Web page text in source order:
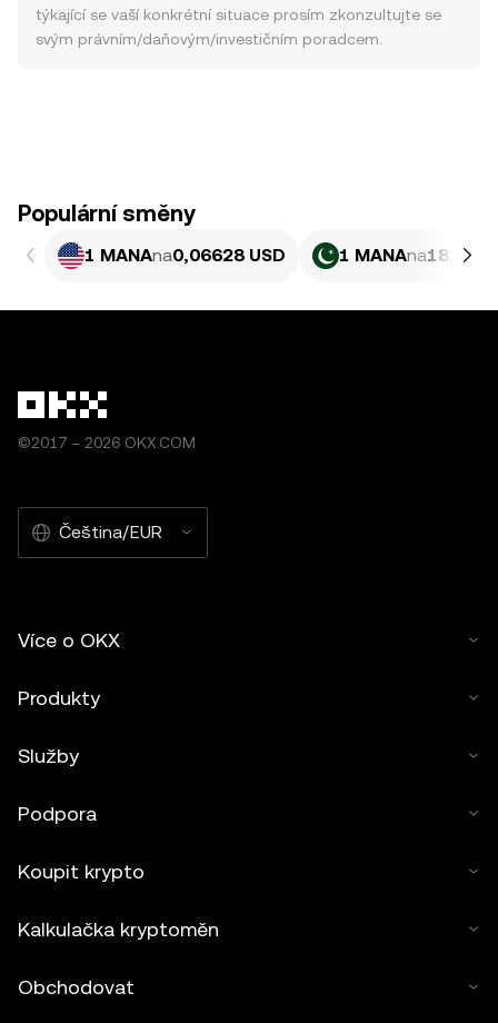
týkající se vaší konkrétní situace prosím zkonzultujte se
svým právním/daňovým/investičním poradcem.
Populární směny
1 MANAna0,06628 USD 1 MANAna18,41
©2017 – 2026 OKX.COM
Čeština/EUR
Více o OKX
Produkty
Služby
Podpora
Koupit krypto
Kalkulačka kryptoměn
Obchodovat